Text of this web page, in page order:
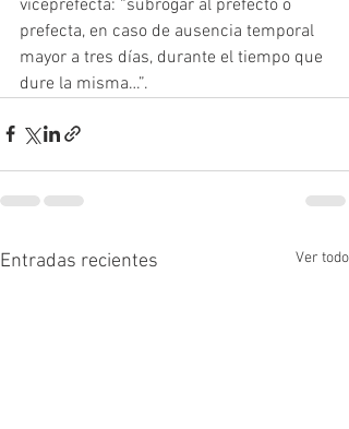
viceprefecta: “subrogar al prefecto o
prefecta, en caso de ausencia temporal
mayor a tres días, durante el tiempo que
dure la misma…”.
Entradas recientes Ver todo